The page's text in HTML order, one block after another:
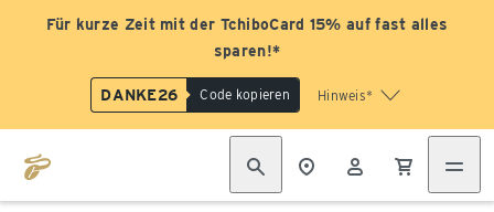
Für kurze Zeit mit der TchiboCard 15% auf fast alles
sparen!*
DANKE26 Code kopieren Hinweis*